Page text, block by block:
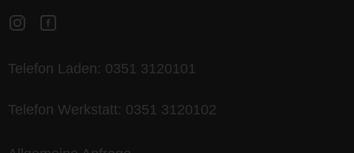
Telefon Laden: 0351 3120101
Telefon Werkstatt: 0351 3120102